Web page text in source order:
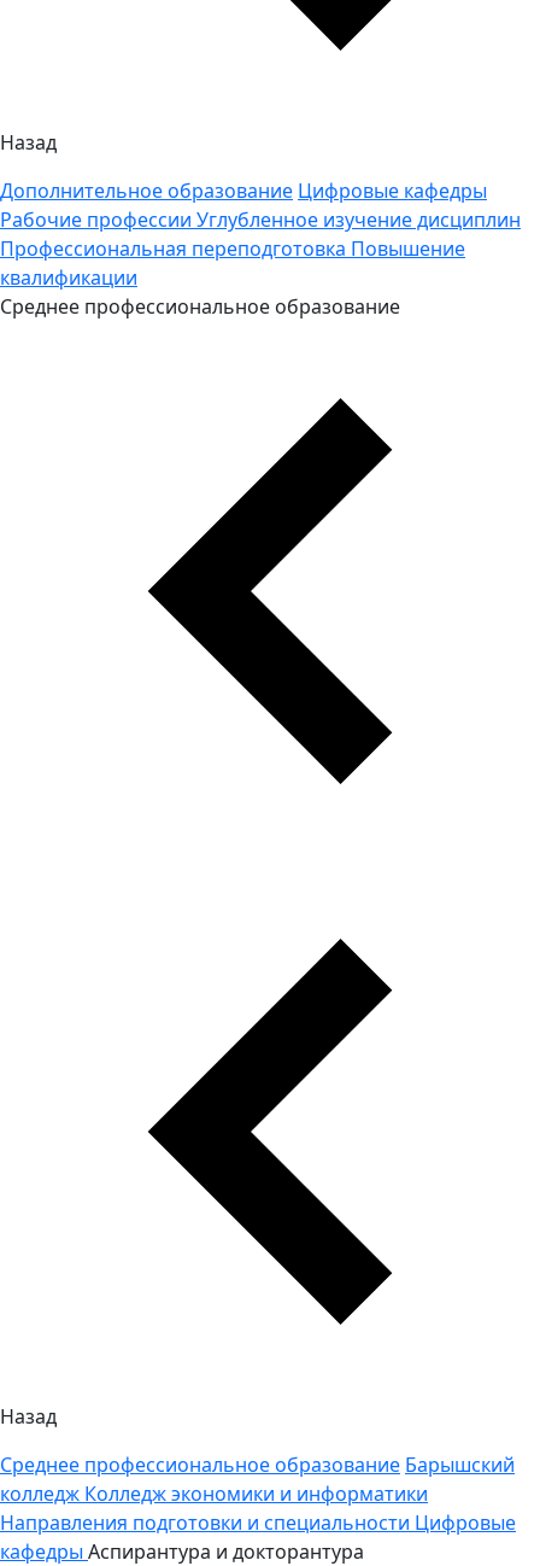
Назад
Дополнительное образование Цифровые кафедры
Рабочие профессии Углубленное изучение дисциплин
Профессиональная переподготовка Повышение
квалификации
Среднее профессиональное образование
Назад
Среднее профессиональное образование Барышский
колледж Колледж экономики и информатики
Направления подготовки и специальности Цифровые
кафедры Аспирантура и докторантура